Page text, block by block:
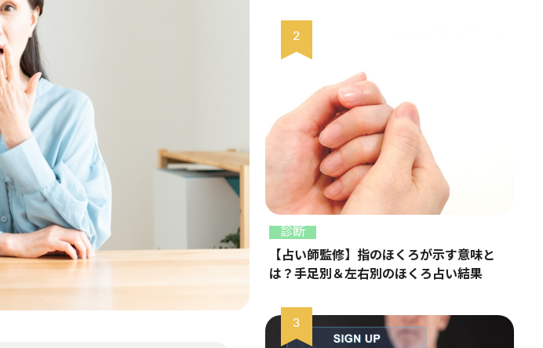
診断
【占い師監修】指のほくろが示す意味と
は？手足別＆左右別のほくろ占い結果